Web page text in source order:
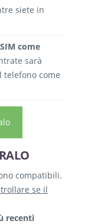
siete in
come
sarà
come
compatibili.
se il
recenti